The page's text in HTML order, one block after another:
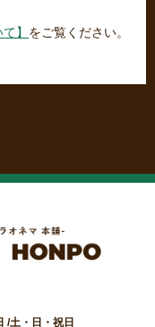
】 をご覧ください。
土・日・祝日